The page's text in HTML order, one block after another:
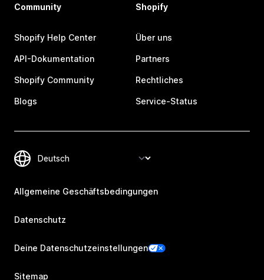
Community
Shopify Help Center
API-Dokumentation
Shopify Community
Blogs
Shopify
Über uns
Partners
Rechtliches
Service-Status
Allgemeine Geschäftsbedingungen
Datenschutz
Deine Datenschutzeinstellungen
Sitemap